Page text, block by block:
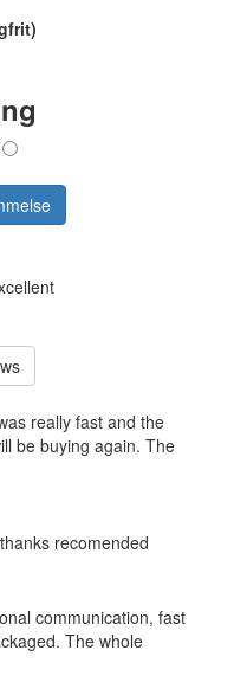
really fast and the
be buying again. The
recomended
communication, fast
The whole